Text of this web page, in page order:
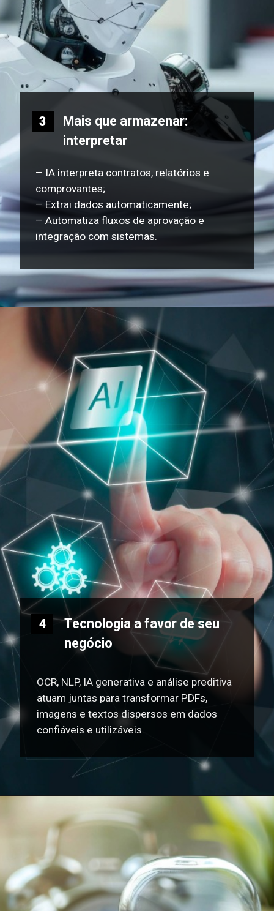
Mais que armazenar:
interpretar
– IA interpreta contratos, relatórios e
comprovantes;
– Extrai dados automaticamente;
– Automatiza fluxos de aprovação e
integração com sistemas.
3
Tecnologia a favor de seu
negócio
OCR, NLP, IA generativa e análise preditiva
atuam juntas para transformar PDFs,
imagens e textos dispersos em dados
confiáveis e utilizáveis.
4